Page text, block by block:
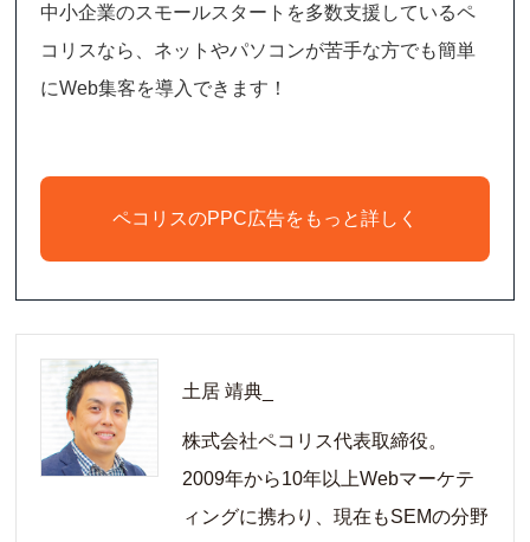
中小企業のスモールスタートを多数支援しているペ
コリスなら、ネットやパソコンが苦手な方でも簡単
にWeb集客を導入できます！
ペコリスのPPC広告をもっと詳しく
土居 靖典_
株式会社ペコリス代表取締役。
2009年から10年以上Webマーケテ
ィングに携わり、現在もSEMの分野